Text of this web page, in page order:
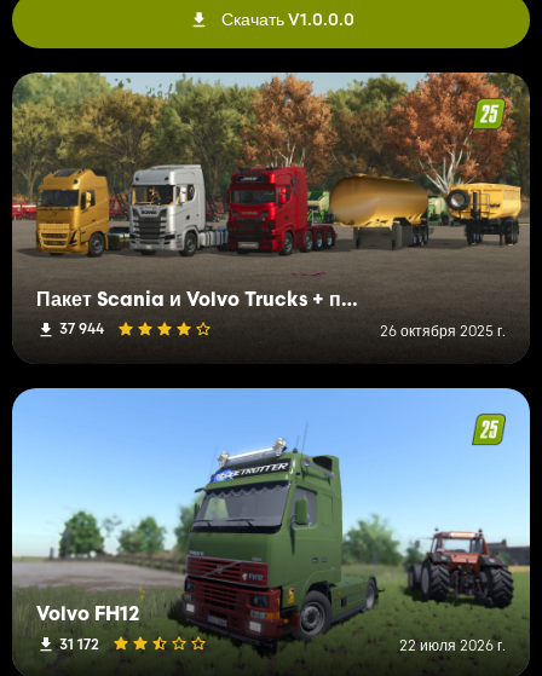
Скачать V1.0.0.0
Пакет Scania и Volvo Trucks + прицеп
37 944 26 октября 2025 г.
Volvo FH12
31 172 22 июля 2026 г.